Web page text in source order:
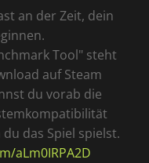
an der Zeit, dein
Tool" steht
auf Steam
du vorab die
das Spiel spielst.
aLm0IRPA2D